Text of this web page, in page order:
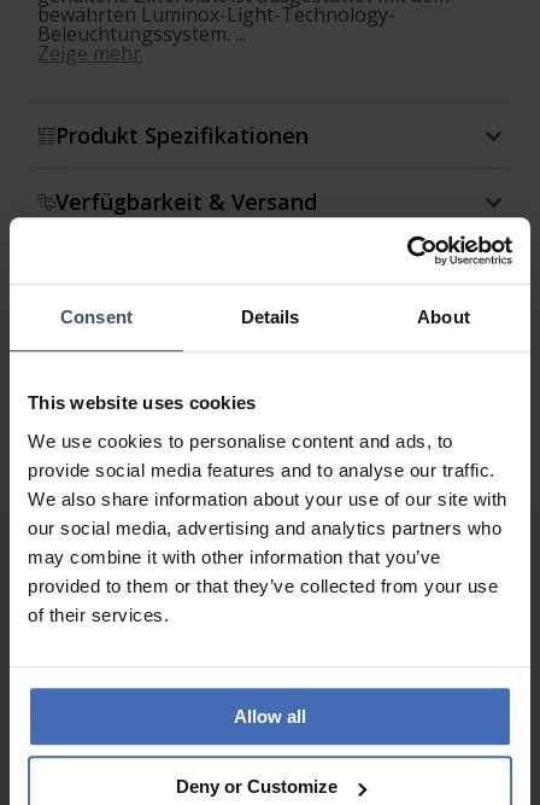
Consent Details About
This website uses cookies
We use cookies to personalise content and ads, to
provide social media features and to analyse our traffic.
We also share information about your use of our site with
our social media, advertising and analytics partners who
may combine it with other information that you’ve
provided to them or that they’ve collected from your use
of their services.
Allow all
Deny or Customize
bewährten Luminox-Light-Technology-
Beleuchtungssystem. ...
Zeige mehr
Produkt Spezifikationen
Verfügbarkeit & Versand
Rechnung & Ratenzahlung bis
5'000.-